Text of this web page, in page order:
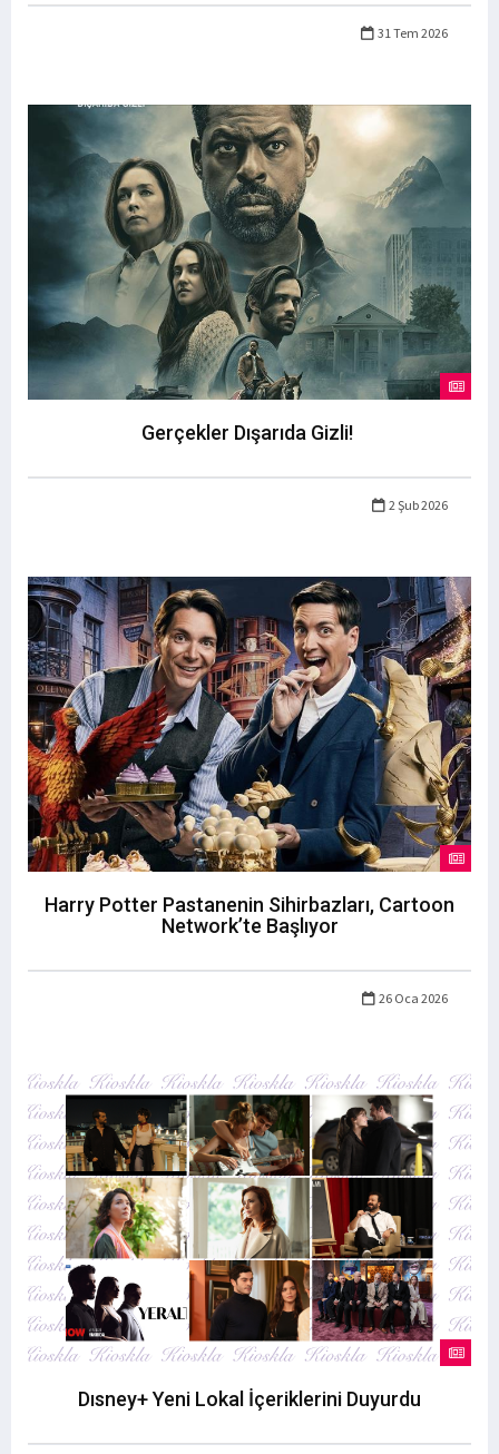
31 Tem 2026
Gerçekler Dışarıda Gizli!
2 Şub 2026
Harry Potter Pastanenin Sihirbazları, Cartoon
Network’te Başlıyor
26 Oca 2026
Dısney+ Yeni Lokal İçeriklerini Duyurdu